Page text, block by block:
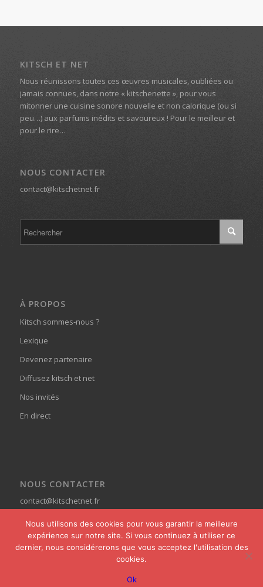
KITSCH ET NET
Nous réunissons toutes ces œuvres musicales, oubliées ou
jamais connues, dans notre « kitschenette », pour vous
mitonner une cuisine sonore nouvelle et non calorique (ou si
peu…) aux parfums inédits et savoureux ! Pour le meilleur et
pour le rire…
NOUS CONTACTER
contact@kitschetnet.fr
À PROPOS
Kitsch sommes-nous ?
Lexique
Devenez partenaire
Diffusez kitsch et net
Nos invités
En direct
NOUS CONTACTER
contact@kitschetnet.fr
powered by Enfold WordPress Theme
Nous utilisons des cookies pour vous garantir la meilleure
expérience sur notre site. Si vous continuez à utiliser ce
dernier, nous considérerons que vous acceptez l'utilisation des
cookies.
Ok